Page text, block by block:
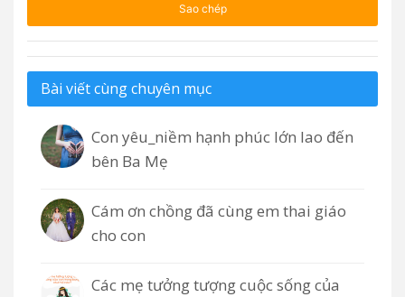
Sao chép
Bài viết cùng chuyên mục
Con yêu_niềm hạnh phúc lớn lao đến
bên Ba Mẹ
Cám ơn chồng đã cùng em thai giáo
cho con
Các mẹ tưởng tượng cuộc sống của